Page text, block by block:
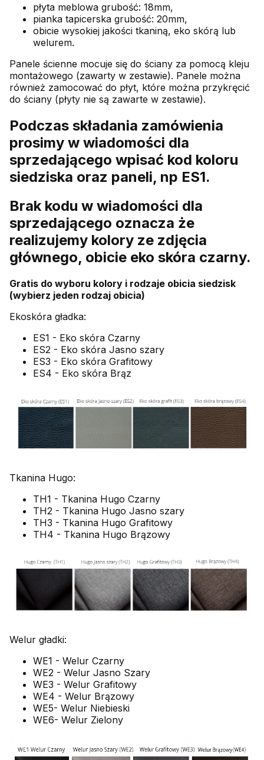
płyta meblowa grubość: 18mm,
pianka tapicerska grubość: 20mm,
obicie wysokiej jakości tkaniną, eko skórą lub
welurem.
Panele ścienne mocuje się do ściany za pomocą kleju
montażowego (zawarty w zestawie). Panele można
również zamocować do płyt, które można przykręcić
do ściany (płyty nie są zawarte w zestawie).
Podczas składania zamówienia
prosimy w wiadomości dla
sprzedającego wpisać kod koloru
siedziska oraz paneli, np ES1.
Brak kodu w wiadomości dla
sprzedającego oznacza że
realizujemy kolory ze zdjęcia
głównego, obicie eko skóra czarny.
Gratis do wyboru kolory i rodzaje obicia siedzisk
(wybierz jeden rodzaj obicia)
Ekoskóra gładka:
ES1 - Eko skóra Czarny
ES2 - Eko skóra Jasno szary
ES3 - Eko skóra Grafitowy
ES4 - Eko skóra Brąz
Tkanina Hugo:
TH1 - Tkanina Hugo Czarny
TH2 - Tkanina Hugo Jasno szary
TH3 - Tkanina Hugo Grafitowy
TH4 - Tkanina Hugo Brązowy
Welur gładki:
WE1 - Welur Czarny
WE2 - Welur Jasno Szary
WE3 - Welur Grafitowy
WE4 - Welur Brązowy
WE5- Welur Niebieski
WE6- Welur Zielony